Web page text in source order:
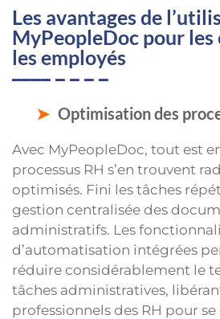
Les avantages de
MyPeopleDoc pour
les employés
Optimisation des
Avec MyPeopleDoc, tout est
processus RH s’en trouvent
optimisés. Fini les tâches
gestion centralisée des
administratifs. Les
d’automatisation intégrées
réduire considérablement le
tâches administratives,
professionnels des RH pour